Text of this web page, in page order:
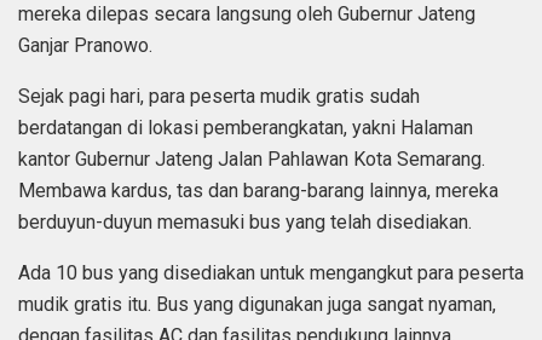
mereka dilepas secara langsung oleh Gubernur Jateng
Ganjar Pranowo.
Sejak pagi hari, para peserta mudik gratis sudah
berdatangan di lokasi pemberangkatan, yakni Halaman
kantor Gubernur Jateng Jalan Pahlawan Kota Semarang.
Membawa kardus, tas dan barang-barang lainnya, mereka
berduyun-duyun memasuki bus yang telah disediakan.
Ada 10 bus yang disediakan untuk mengangkut para peserta
mudik gratis itu. Bus yang digunakan juga sangat nyaman,